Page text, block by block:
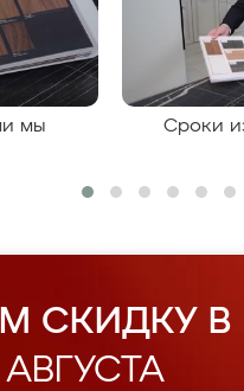
мы
Сроки
СКИДКУ В